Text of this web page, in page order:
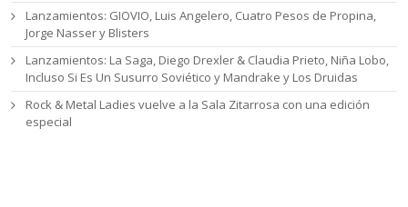
Lanzamientos: GIOVIO, Luis Angelero, Cuatro Pesos de Propina,
Jorge Nasser y Blisters
Lanzamientos: La Saga, Diego Drexler & Claudia Prieto, Niña Lobo,
Incluso Si Es Un Susurro Soviético y Mandrake y Los Druidas
Rock & Metal Ladies vuelve a la Sala Zitarrosa con una edición
especial